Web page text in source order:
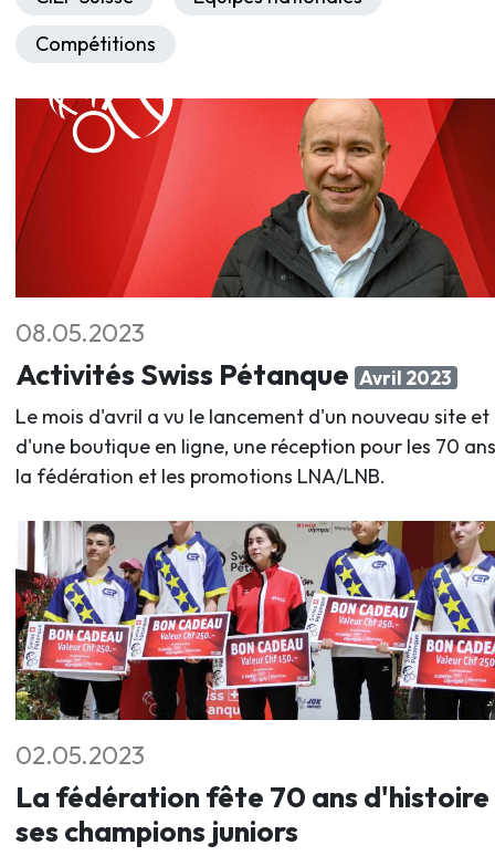
Compétitions
08.05.2023
Activités Swiss Pétanque Avril 2023
Le mois d'avril a vu le lancement d'un nouveau site et
d'une boutique en ligne, une réception pour les 70
la fédération et les promotions LNA/LNB.
02.05.2023
La fédération fête 70 ans
ses champions juniors